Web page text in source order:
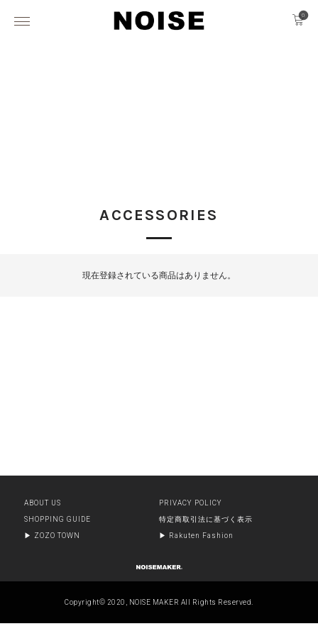
0
ACCESSORIES
現在登録されている商品はありません。
ABOUT US PRIVACY POLICY
SHOPPING GUIDE 特定商取引法に基づく表示
▶︎ ZOZO TOWN ▶︎ Rakuten Fashion
Copyright© 2020, NOISE MAKER All Rights Reserved.